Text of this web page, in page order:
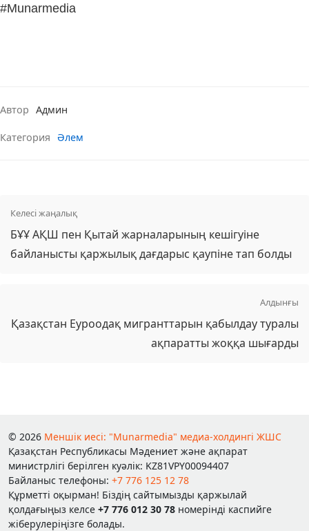
#Munarmedia
Автор Админ
Категория Әлем
Келесі жаңалық
БҰҰ АҚШ пен Қытай жарналарының кешігуіне
байланысты қаржылық дағдарыс қаупіне тап болды
Алдынғы
Қазақстан Еуроодақ мигранттарын қабылдау туралы
ақпаратты жоққа шығарды
© 2026 Меншік иесі: "Munarmedia" медиа-холдингі ЖШС
Қазақстан Республикасы Мәдениет және ақпарат
министрлігі берілген куәлік: KZ81VPY00094407
Байланыс телефоны: +7 776 125 12 78
Құрметті оқырман! Біздің сайтымызды қаржылай
қолдағыңыз келсе +7 776 012 30 78 номерінді каспийге
жіберулеріңізге болады.